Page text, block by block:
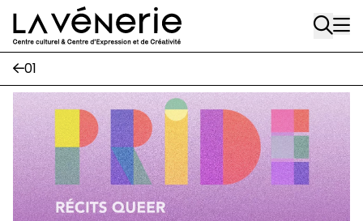
Aller au contenu principal
Rue Gratès, 3
1170 Watermael-Boitsfort
02 663 85 50
Écuries
Place Gilson, 3
1170 Watermael-Boitsfort
02 663 85 50
suivez-nous
01